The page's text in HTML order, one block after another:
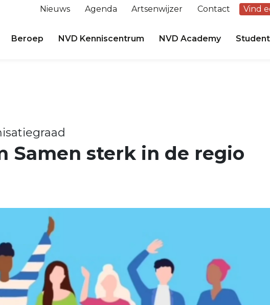
Nieuws Agenda Artsenwijzer Contact Vind
Beroep NVD Kenniscentrum NVD Academy
Samen sterk in de regio